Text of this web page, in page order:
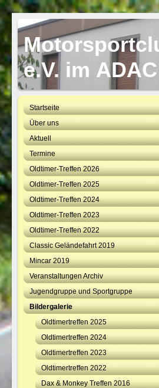
e.V. im ADAC
Startseite
Über uns
Aktuell
Termine
Oldtimer-Treffen 2026
Oldtimer-Treffen 2025
Oldtimer-Treffen 2024
Oldtimer-Treffen 2023
Oldtimer-Treffen 2022
Classic Geländefahrt 2019
Mincar 2019
Veranstaltungen Archiv
Jugendgruppe und Sportgruppe
Bildergalerie
Oldtimertreffen 2025
Oldtimertreffen 2024
Oldtimertreffen 2023
Oldtimertreffen 2022
Dax & Monkey Treffen 2016